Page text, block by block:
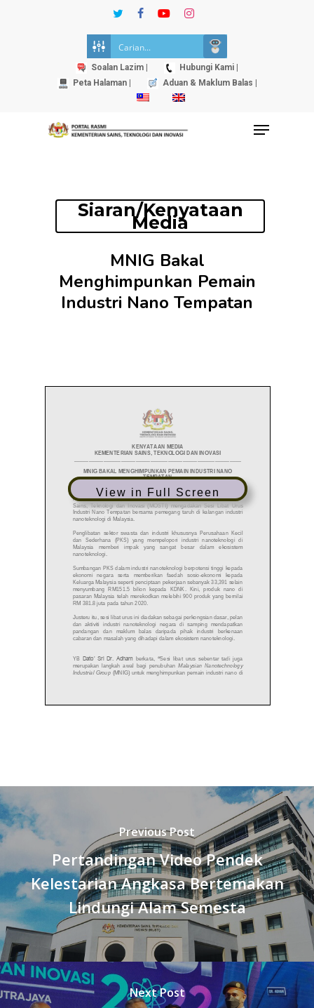
twitterfacebookyoutubeinstagram
Soalan Lazim |
Hubungi Kami |
Peta Halaman |
Aduan & Maklum Balas |
Menu
Siaran/Kenyataan
Media
MNIG Bakal
Menghimpunkan Pemain
Industri Nano Tempatan
View in Full Screen
Previous Post
Pertandingan Video Pendek
Kelestarian Angkasa Bertemakan
Lindungi Alam Semesta
Next Post